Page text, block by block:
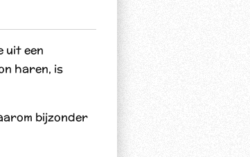
uit een
haren, is
bijzonder